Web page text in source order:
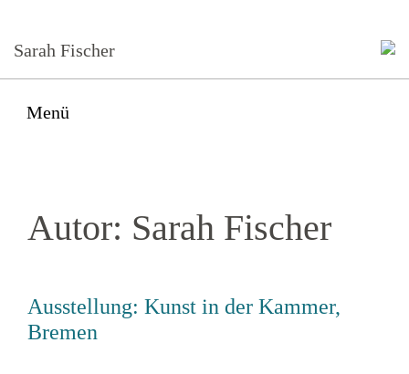
Sarah Fischer
Menü
Autor: Sarah Fischer
Ausstellung: Kunst in der Kammer,
Bremen